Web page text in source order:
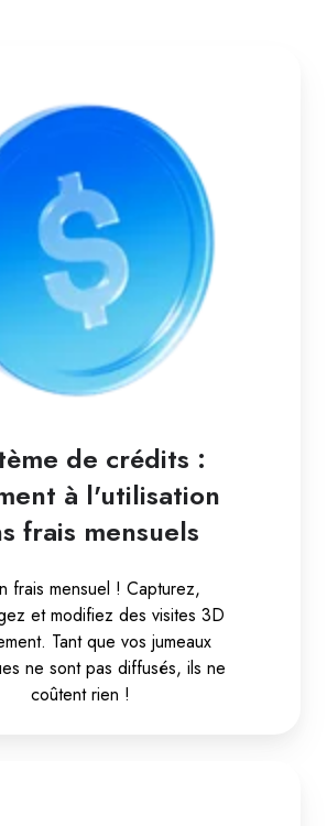
de crédits :
à l'utilisation
frais mensuels
frais mensuel ! Capturez,
et modifiez des visites 3D
Tant que vos jumeaux
ne sont pas diffusés, ils ne
coûtent rien !